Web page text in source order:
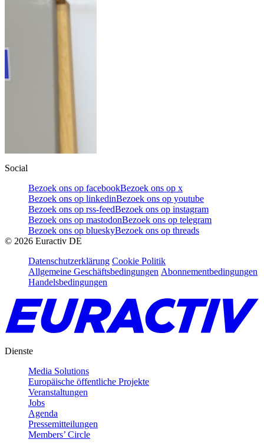
Social
Bezoek ons op facebookBezoek ons op x
Bezoek ons op linkedinBezoek ons op youtube
Bezoek ons op rss-feedBezoek ons op instagram
Bezoek ons op mastodonBezoek ons op telegram
Bezoek ons op blueskyBezoek ons op threads
© 2026 Euractiv DE
Datenschutzerklärung Cookie Politik
Allgemeine Geschäftsbedingungen Abonnementbedingungen
Handelsbedingungen
Dienste
Media Solutions
Europäische öffentliche Projekte
Veranstaltungen
Jobs
Agenda
Pressemitteilungen
Members’ Circle